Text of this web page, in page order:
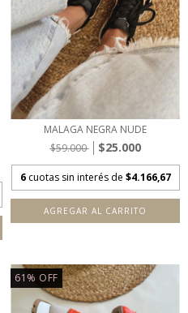
MALAGA NEGRA NUDE
$59.000
$25.000
6 cuotas sin interés de $4.166,67
AGREGAR AL CARRITO
61 % OFF